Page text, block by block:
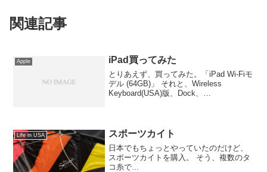
関連記事
Apple iPad買ってみた
とりあえず、買ってみた。「iPad Wi-Fiモ
デル (64GB)」 それと、Wireless
Keyboard(USA)版、Dock、
Life in USA スポーツカイト
日本でもちょっとやっていたのだけど、
スポーツカイトを購入。 そう、複数のタ
コ糸で...